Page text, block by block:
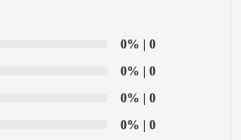
0% | 0
0% | 0
0% | 0
0% | 0